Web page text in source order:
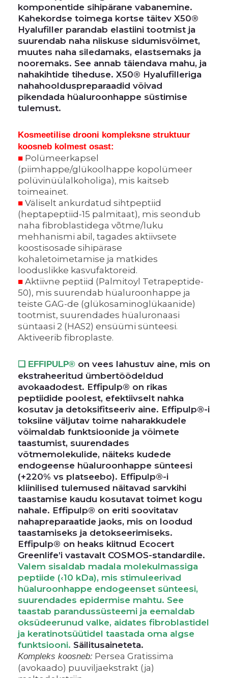
komponentide sihipärane vabanemine.
Kahekordse toimega kortse täitev X50®
Hyalufiller parandab elastiini tootmist ja
suurendab naha niiskuse sidumisvõimet,
muutes naha siledamaks, elastsemaks ja
nooremaks. See annab täiendava mahu, ja
nahakihtide tiheduse. X50® Hyalufilleriga
nahahoolduspreparaadid võivad
pikendada hüaluroonhappe süstimise
tulemust.
Kosmeetilise drooni kompleksne struktuur
koosneb kolmest osast:
■ Polümeerkapsel
(piimhappe/glükoolhappe kopolümeer
polüvinüülalkoholiga), mis kaitseb
toimeainet.
■ Väliselt ankurdatud sihtpeptiid
(heptapeptiid-15 palmitaat), mis seondub
naha fibroblastidega võtme/luku
mehhanismi abil, tagades aktiivsete
koostisosade sihipärase
kohaletoimetamise ja matkides
looduslikke kasvufaktoreid.
■ Aktiivne peptiid (Palmitoyl Tetrapeptide-
50), mis suurendab hüaluroonhappe ja
teiste GAG-de (glükosaminoglükaanide)
tootmist, suurendades hüaluronaasi
süntaasi 2 (HAS2) ensüümi sünteesi.
Aktiveerib fibroplaste.
❑ EFFIPULP® on vees lahustuv aine, mis on
ekstraheeritud ümbertöödeldud
avokaadodest. Effipulp® on rikas
peptiidide poolest, efektiivselt nahka
kosutav ja detoksifitseeriv aine. Effipulp®-i
toksiine väljutav toime naharakkudele
võimaldab funktsioonide ja võimete
taastumist, suurendades
võtmemolekulide, näiteks kudede
endogeense hüaluroonhappe sünteesi
(+220% vs platseebo). Effipulp®-i
kliinilised tulemused näitavad sarvkihi
taastamise kaudu kosutavat toimet kogu
nahale. Effipulp® on eriti soovitatav
nahapreparaatide jaoks, mis on loodud
taastamiseks ja detokseerimiseks.
Effipulp® on heaks kiitnud Ecocert
Greenlife’i vastavalt COSMOS-standardile.
Valem sisaldab madala molekulmassiga
peptiide (‹10 kDa), mis stimuleerivad
hüaluroonhappe endogeenset sünteesi,
suurendades epidermise mahtu. See
taastab parandussüsteemi ja eemaldab
oksüdeerunud valke, aidates fibroblastidel
ja keratinotsüütidel taastada oma algse
funktsiooni. Säilitusaineteta.
Kompleks koosneb: Persea Gratissima
(avokaado) puuviljaekstrakt (ja)